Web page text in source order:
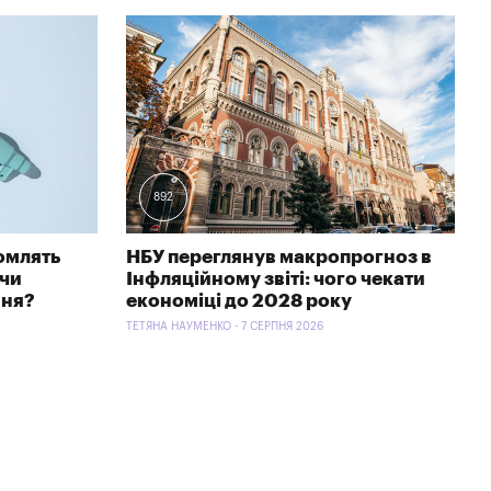
892
НБУ переглянув макропрогноз в
Інфляційному звіті: чого чекати
економіці до 2028 року
ТЕТЯНА НАУМЕНКО - 7 СЕРПНЯ 2026